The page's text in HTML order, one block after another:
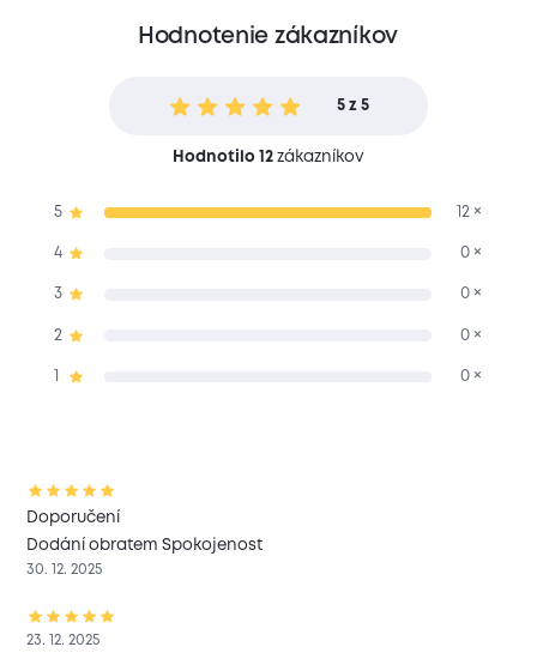
Hodnotenie zákazníkov
5 z 5
Hodnotilo 12zákazníkov
5 12 ×
4 0 ×
3 0 ×
2 0 ×
0 ×
Doporučení
Dodání obratem Spokojenost
30. 12. 2025
23. 12. 2025